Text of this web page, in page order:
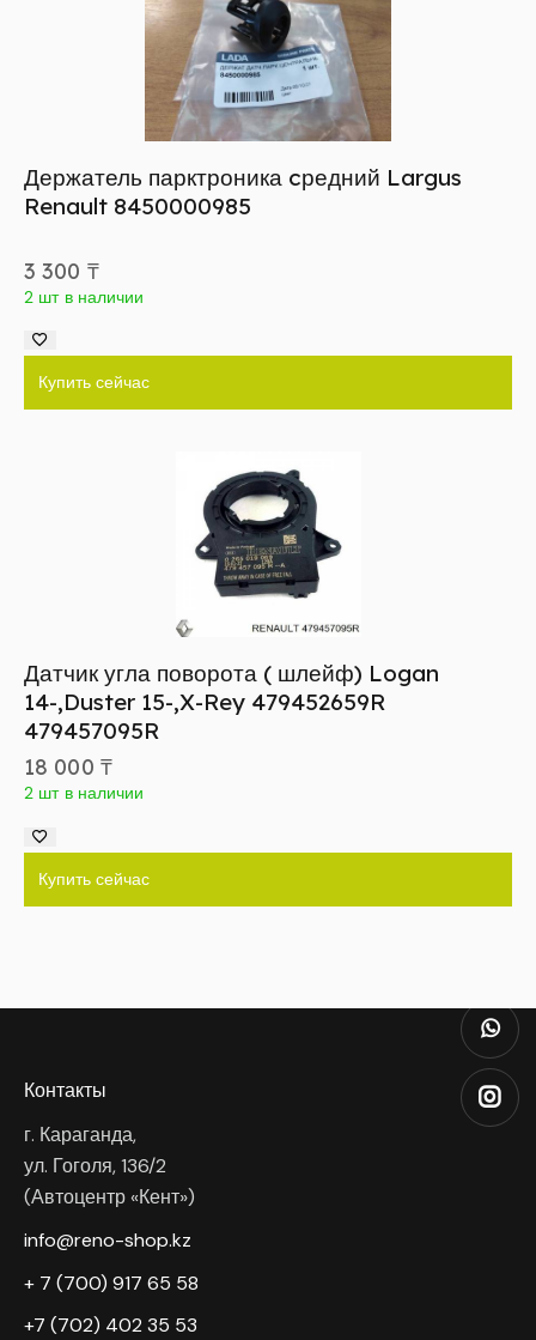
Держатель парктроника cредний Largus
Renault 8450000985
3 300 ₸
2 шт в наличии
Купить сейчас
Датчик угла поворота ( шлейф) Logan
14-,Duster 15-,X-Rey 479452659R
479457095R
18 000 ₸
2 шт в наличии
Купить сейчас
Контакты
г. Караганда,
ул. Гоголя, 136/2
(Автоцентр «Кент»)
info@reno-shop.kz
+ 7 (700) 917 65 58
+7 (702) 402 35 53